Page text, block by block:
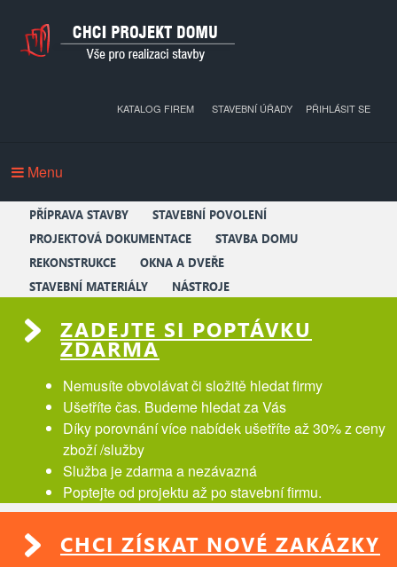
PŘIHLÁSIT SE
KATALOG FIREM STAVEBNÍ ÚŘADY
Menu
PŘÍPRAVA STAVBY
STAVEBNÍ POVOLENÍ
PROJEKTOVÁ DOKUMENTACE
STAVBA DOMU
REKONSTRUKCE
OKNA A DVEŘE
STAVEBNÍ MATERIÁLY
NÁSTROJE
ZADEJTE SI POPTÁVKU
ZDARMA
Nemusíte obvolávat či složitě hledat firmy
Ušetříte čas. Budeme hledat za Vás
Díky porovnání více nabídek ušetříte až 30% z ceny
zboží /služby
Služba je zdarma a nezávazná
Poptejte od projektu až po stavební firmu.
CHCI ZÍSKAT NOVÉ ZAKÁZKY